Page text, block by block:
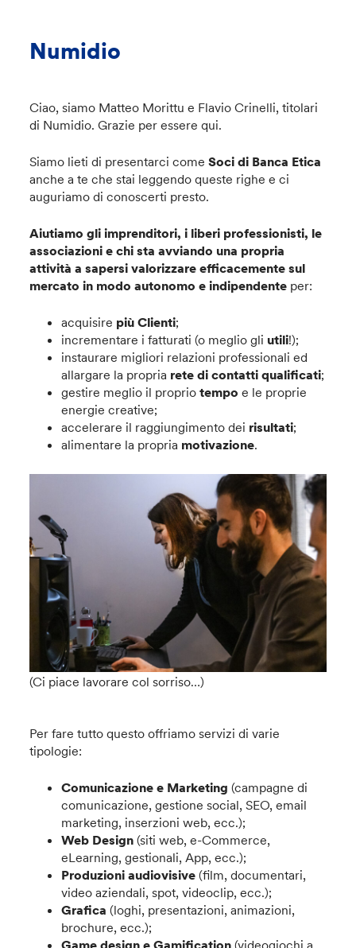
Numidio
Ciao, siamo Matteo Morittu e Flavio Crinelli, titolari
di Numidio. Grazie per essere qui.
Siamo lieti di presentarci comeSoci di Banca Etica
anche a te che stai leggendo queste righe e ci
auguriamo di conoscerti presto.
Aiutiamo gli imprenditori, i liberi professionisti, le
associazioni e chi sta avviando una propria
attività a sapersi valorizzare efficacemente sul
mercato in modo autonomo e indipendente per:
acquisire più Clienti;
incrementare i fatturati (o meglio gli utili!);
instaurare migliori relazioni professionali ed
allargare la propria rete di contatti qualificati;
gestire meglio il propriotempo e le proprie
energie creative;
accelerare il raggiungimento dei risultati;
alimentare la propria motivazione.
(Ci piace lavorare col sorriso…)
Per fare tutto questo offriamo servizi di varie
tipologie:
Comunicazione e Marketing (campagne di
comunicazione, gestione social, SEO, email
marketing, inserzioni web, ecc.);
Web Design (siti web, e-Commerce,
eLearning, gestionali, App, ecc.);
Produzioni audiovisive (film, documentari,
video aziendali, spot, videoclip, ecc.);
Grafica (loghi, presentazioni, animazioni,
brochure, ecc.);